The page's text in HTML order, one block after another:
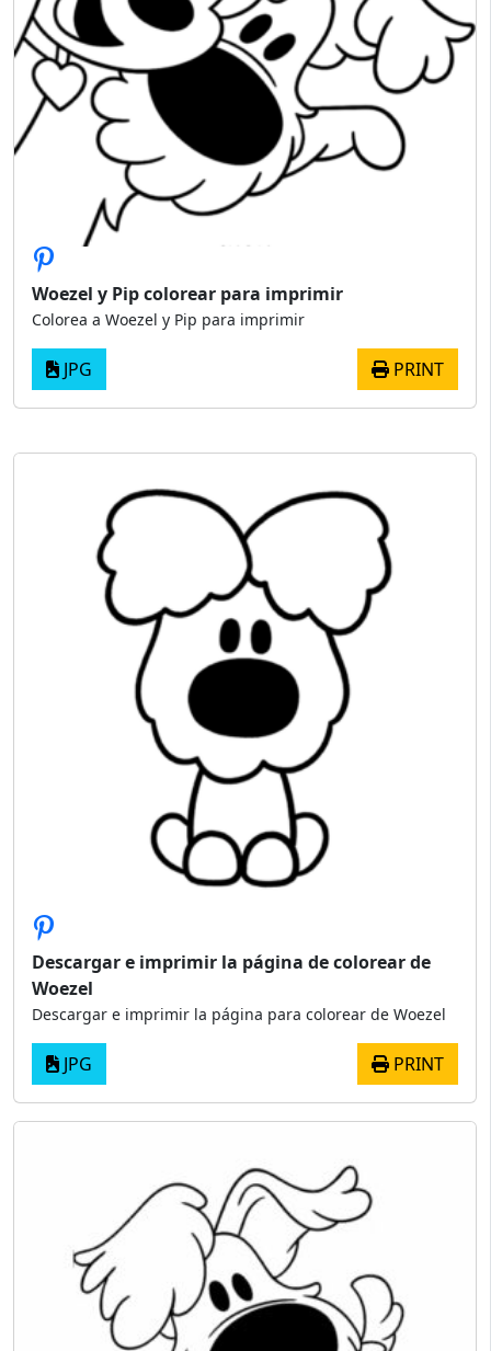
Woezel y Pip colorear para imprimir
Colorea a Woezel y Pip para imprimir
JPG PRINT
Descargar e imprimir la página de colorear de
Woezel
Descargar e imprimir la página para colorear de Woezel
JPG PRINT